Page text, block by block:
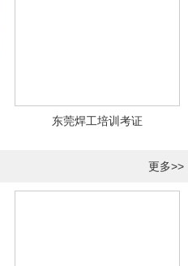
东莞焊工培训考证
更多>>